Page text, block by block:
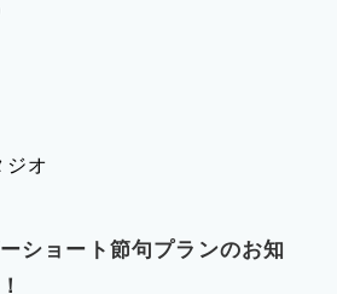
ジオ
ショート節句プランのお知